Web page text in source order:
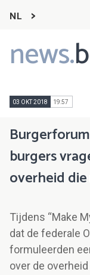
NL
news.
Main
navigation
03 OKT 2018 19:57
burgers
overheid
Tijdens “Make
dat de federale
formuleerden
over de